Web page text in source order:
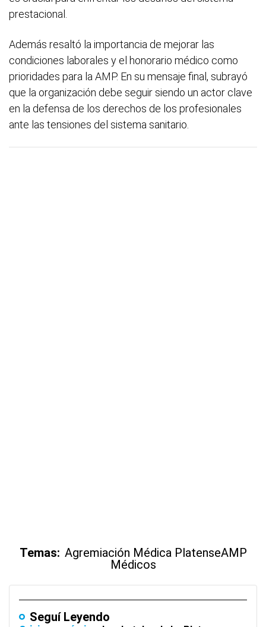
prestacional.
Además resaltó la importancia de mejorar las
condiciones laborales y el honorario médico como
prioridades para la AMP. En su mensaje final, subrayó
que la organización debe seguir siendo un actor clave
en la defensa de los derechos de los profesionales
ante las tensiones del sistema sanitario.
Temas: Agremiación Médica PlatenseAMP
Médicos
Seguí Leyendo